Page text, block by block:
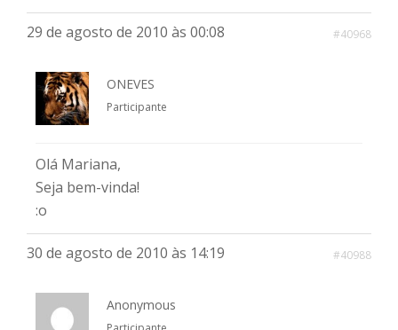
29 de agosto de 2010 às 00:08 #40968
ONEVES
Participante
Olá Mariana,
Seja bem-vinda!
:o
30 de agosto de 2010 às 14:19 #40988
Anonymous